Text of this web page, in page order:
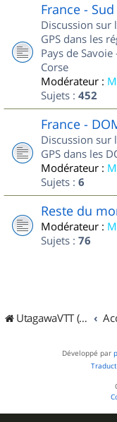
France -
Discussion sur
GPS dans les
Pays de
Corse
Modérateur :
Sujets : 452
France -
Discussion sur
GPS dans les
Modérateur :
Sujets : 6
Reste du
Modérateur :
Sujets : 76
UtagawaVTT (Randos VTT et VTTAE avec traces GPS)
Développé par